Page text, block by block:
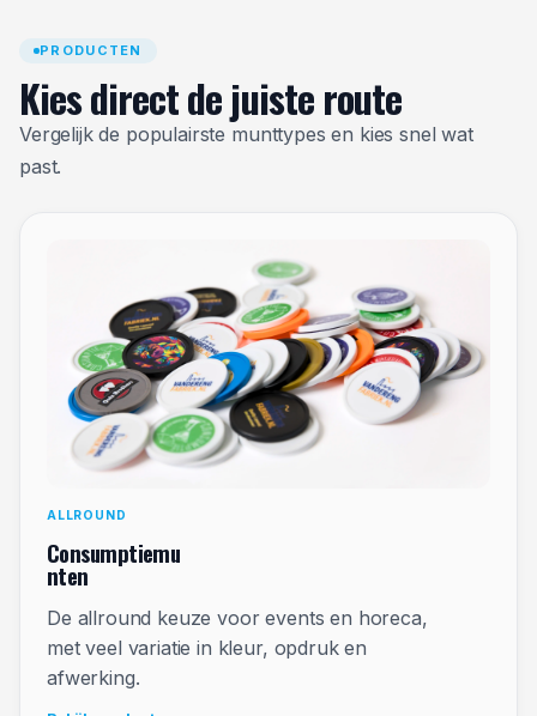
PRODUCTEN
Kies direct de juiste route
Vergelijk de populairste munttypes en kies snel wat
past.
ALLROUND
Consumptiemu
nten
De allround keuze voor events en horeca,
met veel variatie in kleur, opdruk en
afwerking.